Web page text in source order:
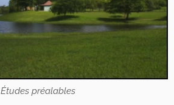
Études préalables